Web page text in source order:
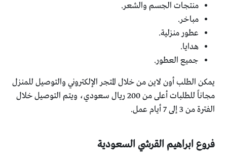
منتجات الجسم والشعر.
مباخر.
عطور منزلية.
هدايا.
جميع العطور.
يمكن الطلب أون لاين من خلال المتجر الإلكتروني والتوصيل للمنزل
مجاناً للطلبات أعلى من 200 ريال سعودي، ويتم التوصيل خلال
الفترة من 3 إلى 7 أيام عمل.
فروع ابراهيم القرشي السعودية